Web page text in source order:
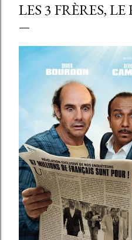
LES 3 FRÈRES,